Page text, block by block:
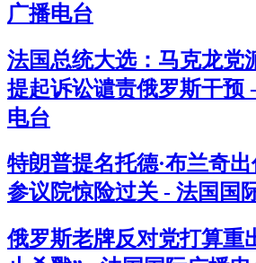
广播电台
法国总统大选：马克龙党
提起诉讼谴责俄罗斯干预
电台
特朗普提名托德·布兰奇
参议院惊险过关 - 法国国
俄罗斯老牌反对党打算重